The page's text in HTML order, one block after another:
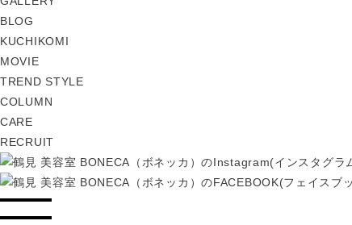
BLOG
KUCHIKOMI
MOVIE
TREND STYLE
COLUMN
CARE
RECRUIT